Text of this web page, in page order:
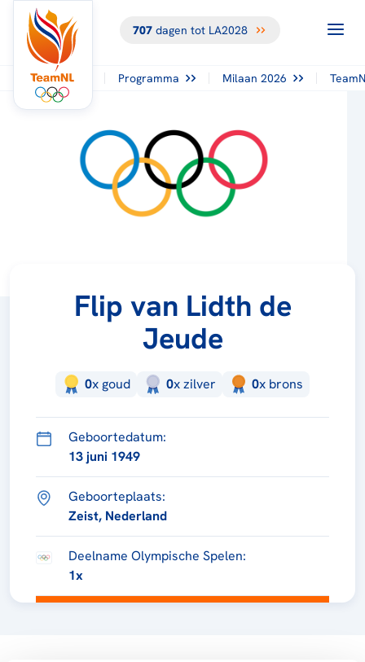
707dagen tot LA2028
Programma Milaan 2026
Flip van Lidth de
Jeude
0x goud 0xzilver 0x brons
Geboortedatum:
13 juni 1949
Geboorteplaats:
Zeist, Nederland
Deelname Olympische Spelen:
1x